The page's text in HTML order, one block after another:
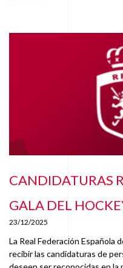
CANDIDATURAS
GALA DEL
23/12/2025
La Real Federación Española
recibir las candidaturas de